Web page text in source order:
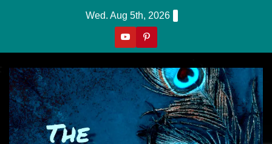
Wed. Aug 5th, 2026